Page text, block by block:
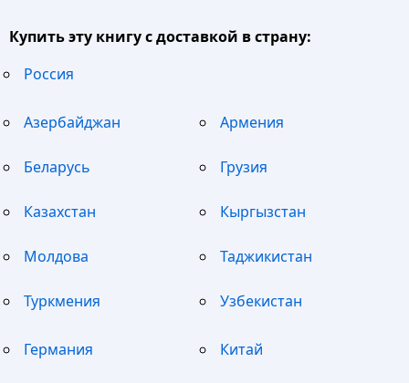
Купить эту книгу с доставкой в страну:
Россия
Азербайджан Армения
Беларусь Грузия
Казахстан Кыргызстан
Молдова Таджикистан
Туркмения Узбекистан
Германия Китай